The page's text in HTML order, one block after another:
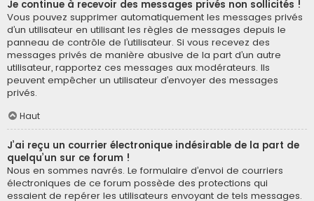
Je continue à recevoir des messages privés non sollicités !
Vous pouvez supprimer automatiquement les messages privés
d’un utilisateur en utilisant les règles de messages depuis le
panneau de contrôle de l’utilisateur. Si vous recevez des
messages privés de manière abusive de la part d’un autre
utilisateur, rapportez ces messages aux modérateurs. Ils
peuvent empêcher un utilisateur d’envoyer des messages
privés.
Haut
J’ai reçu un courrier électronique indésirable de la part de
quelqu’un sur ce forum !
Nous en sommes navrés. Le formulaire d’envoi de courriers
électroniques de ce forum possède des protections qui
essaient de repérer les utilisateurs envoyant de tels messages.